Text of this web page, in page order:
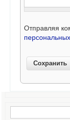
Отправляя